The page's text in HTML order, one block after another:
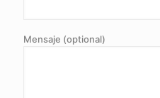
Mensaje (optional)